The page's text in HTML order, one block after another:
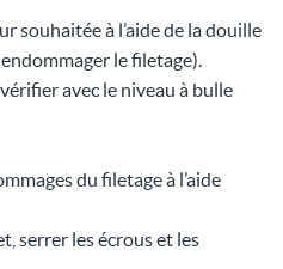
souhaitée à l’aide de la douille
le filetage).
avec le niveau à bulle
du filetage à l’aide
serrer les écrous et les